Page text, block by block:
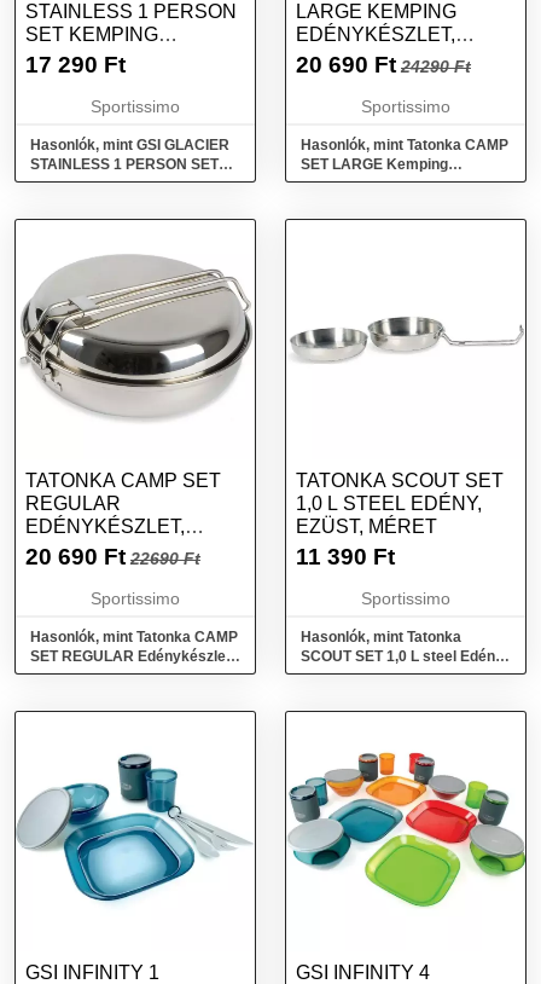
STAINLESS 1 PERSON
SET KEMPING
EDÉNYEK, EZÜST,
17 290 Ft
Sportissimo
Hasonlók, mint GSI GLACIER
STAINLESS 1 PERSON SET
Kemping edények, ezüst,
LARGE KEMPING
EDÉNYKÉSZLET,
EZÜST, MÉRET
20 690 Ft 24290 Ft
Sportissimo
Hasonlók, mint Tatonka CAMP
SET LARGE Kemping
edénykészlet, ezüst, méret
TATONKA CAMP SET
REGULAR
EDÉNYKÉSZLET,
EZÜST, MÉRET
20 690 Ft 22690 Ft
Sportissimo
Hasonlók, mint Tatonka CAMP
SET REGULAR Edénykészlet,
ezüst, méret
TATONKA SCOUT SET
1,0 L STEEL EDÉNY,
EZÜST, MÉRET
11 390 Ft
Sportissimo
Hasonlók, mint Tatonka
SCOUT SET 1,0 L steel Edény,
ezüst, méret
GSI INFINITY 1
GSI INFINITY 4